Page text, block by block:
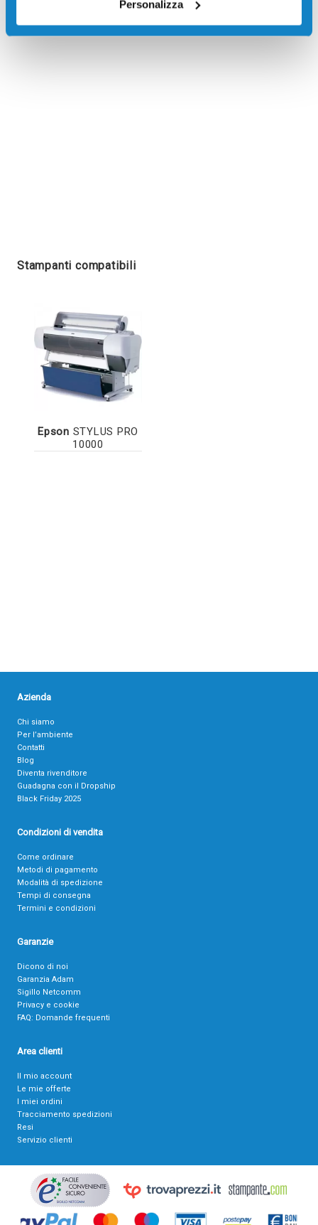
Personalizza
Recensioni
Stampanti compatibili
Epson STYLUS PRO
10000
Azienda
Chi siamo
Per l’ambiente
Contatti
Blog
Diventa rivenditore
Guadagna con il Dropship
Black Friday 2025
Condizioni di vendita
Come ordinare
Metodi di pagamento
Modalità di spedizione
Tempi di consegna
Termini e condizioni
Garanzie
Dicono di noi
Garanzia Adam
Sigillo Netcomm
Privacy e cookie
FAQ: Domande frequenti
Area clienti
Il mio account
Le mie offerte
I miei ordini
Tracciamento spedizioni
Resi
Servizio clienti